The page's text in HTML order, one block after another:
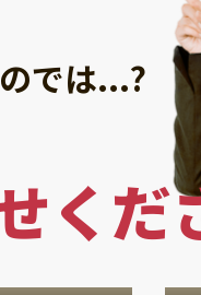
では...?
くだ